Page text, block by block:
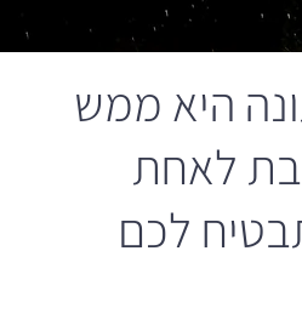
היא ממש
לאחת
לכם